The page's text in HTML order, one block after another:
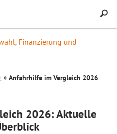
Finanzierung und
Anfahrhilfe im Vergleich 2026
2026: Aktuelle